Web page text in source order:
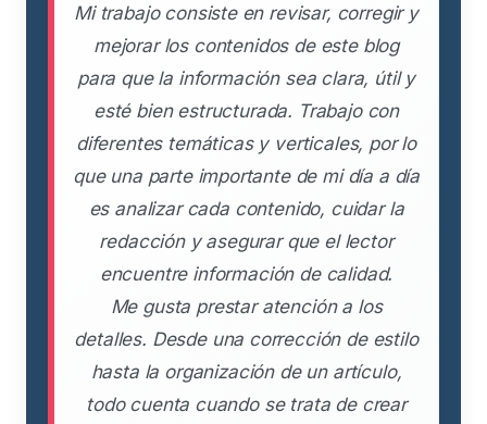
Mi trabajo consiste en revisar, corregir y
mejorar los contenidos de este blog
para que la información sea clara, útil y
esté bien estructurada. Trabajo con
diferentes temáticas y verticales, por lo
que una parte importante de mi día a día
es analizar cada contenido, cuidar la
redacción y asegurar que el lector
encuentre información de calidad.
Me gusta prestar atención a los
detalles. Desde una corrección de estilo
hasta la organización de un artículo,
todo cuenta cuando se trata de crear